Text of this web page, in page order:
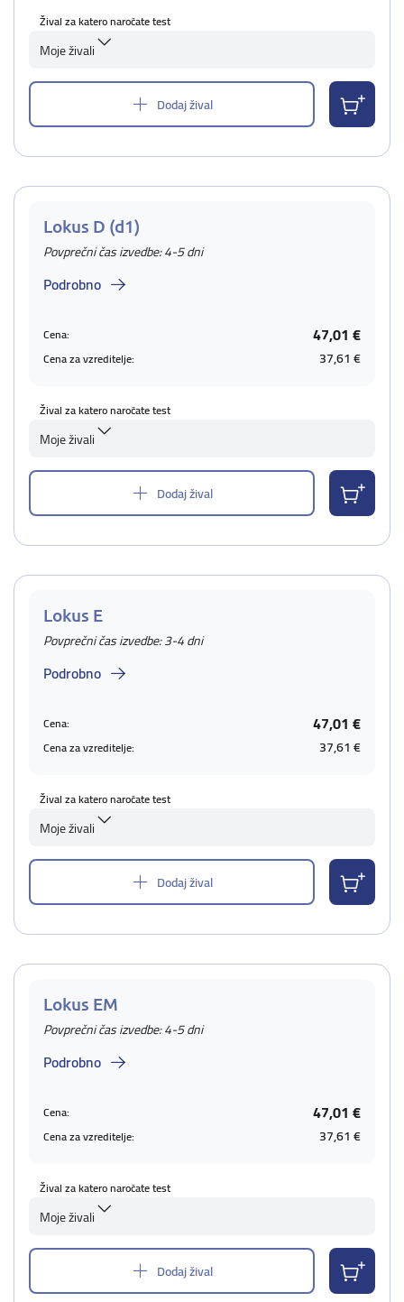
Žival za katero naročate test
Moje živali
Dodaj žival
Lokus D (d1)
Povprečni čas izvedbe: 4-5 dni
Podrobno
Cena: 47,01 €
Cena za vzreditelje: 37,61 €
Žival za katero naročate test
Moje živali
Dodaj žival
Lokus E
Povprečni čas izvedbe: 3-4 dni
Podrobno
Cena: 47,01 €
Cena za vzreditelje: 37,61 €
Žival za katero naročate test
Moje živali
Dodaj žival
Lokus EM
Povprečni čas izvedbe: 4-5 dni
Podrobno
Cena: 47,01 €
Cena za vzreditelje: 37,61 €
Žival za katero naročate test
Moje živali
Dodaj žival